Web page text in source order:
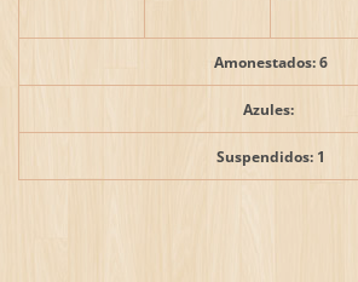
Amonestados: 6
Azules:
Suspendidos: 1